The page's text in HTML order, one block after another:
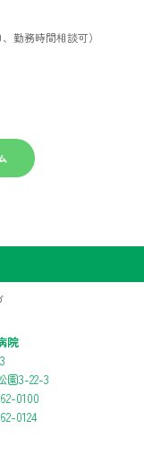
勤務時間相談可）
院
園3-22-3
0100
0124